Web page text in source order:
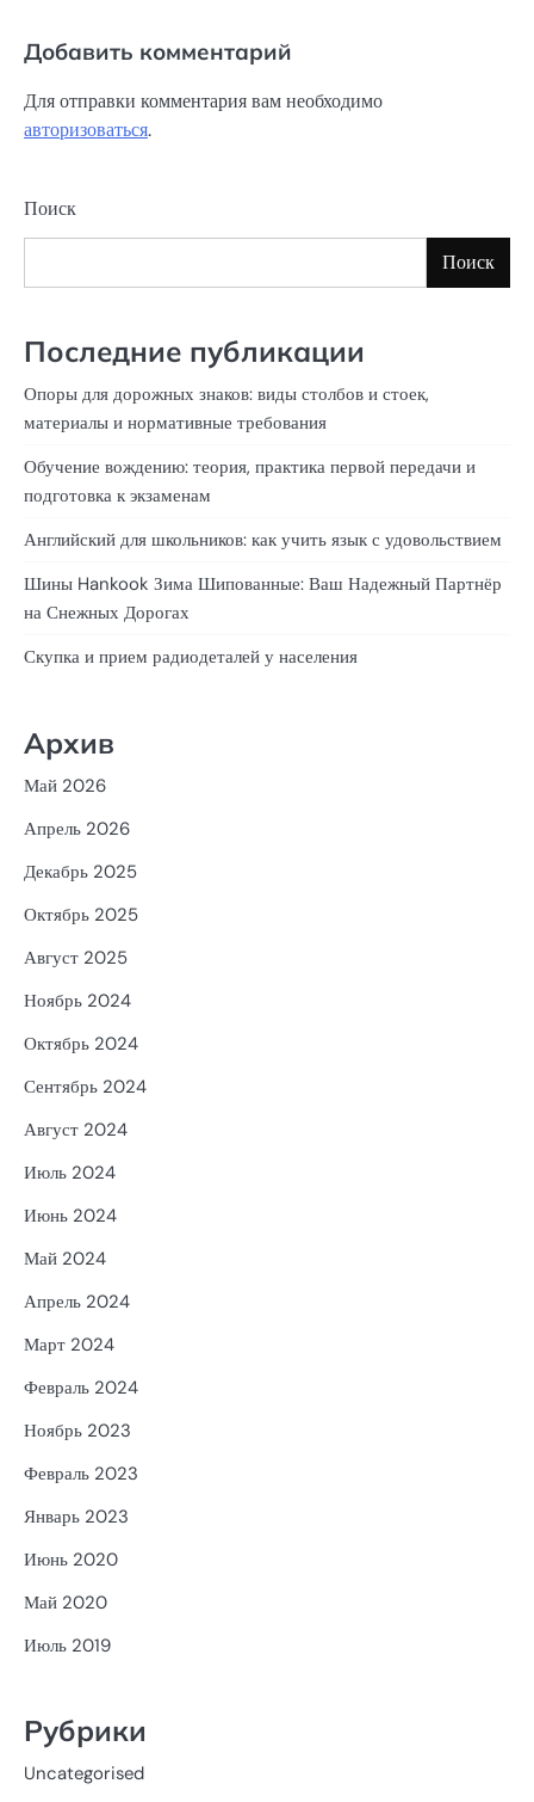
Добавить комментарий
Для отправки комментария вам необходимо
авторизоваться.
Поиск
Поиск
Последние публикации
Опоры для дорожных знаков: виды столбов и стоек,
материалы и нормативные требования
Обучение вождению: теория, практика первой передачи и
подготовка к экзаменам
Английский для школьников: как учить язык с удовольствием
Шины Hankook Зима Шипованные: Ваш Надежный Партнёр
на Снежных Дорогах
Скупка и прием радиодеталей у населения
Архив
Май 2026
Апрель 2026
Декабрь 2025
Октябрь 2025
Август 2025
Ноябрь 2024
Октябрь 2024
Сентябрь 2024
Август 2024
Июль 2024
Июнь 2024
Май 2024
Апрель 2024
Март 2024
Февраль 2024
Ноябрь 2023
Февраль 2023
Январь 2023
Июнь 2020
Май 2020
Июль 2019
Рубрики
Uncategorised